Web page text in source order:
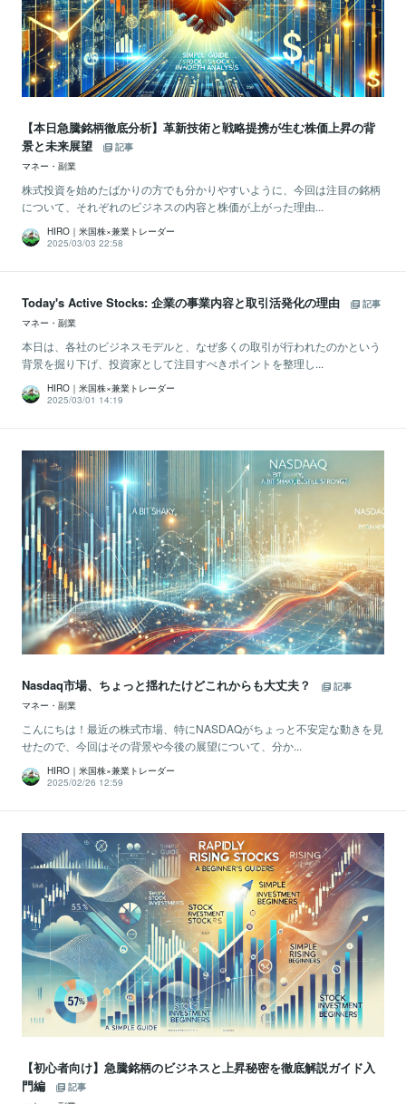
【本日急騰銘柄徹底分析】革新技術と戦略提携が生む株価上昇の背
景と未来展望
記事
マネー・副業
株式投資を始めたばかりの方でも分かりやすいように、今回は注目の銘柄
について、それぞれのビジネスの内容と株価が上がった理由...
HIRO｜米国株×兼業トレーダー
2025/03/03 22:58
Today's Active Stocks: 企業の事業内容と取引活発化の理由
記事
マネー・副業
本日は、各社のビジネスモデルと、なぜ多くの取引が行われたのかという
背景を掘り下げ、投資家として注目すべきポイントを整理し...
HIRO｜米国株×兼業トレーダー
2025/03/01 14:19
Nasdaq市場、ちょっと揺れたけどこれからも大丈夫？
記事
マネー・副業
こんにちは！最近の株式市場、特にNASDAQがちょっと不安定な動きを見
せたので、今回はその背景や今後の展望について、分か...
HIRO｜米国株×兼業トレーダー
2025/02/26 12:59
【初心者向け】急騰銘柄のビジネスと上昇秘密を徹底解説ガイド入
門編
記事